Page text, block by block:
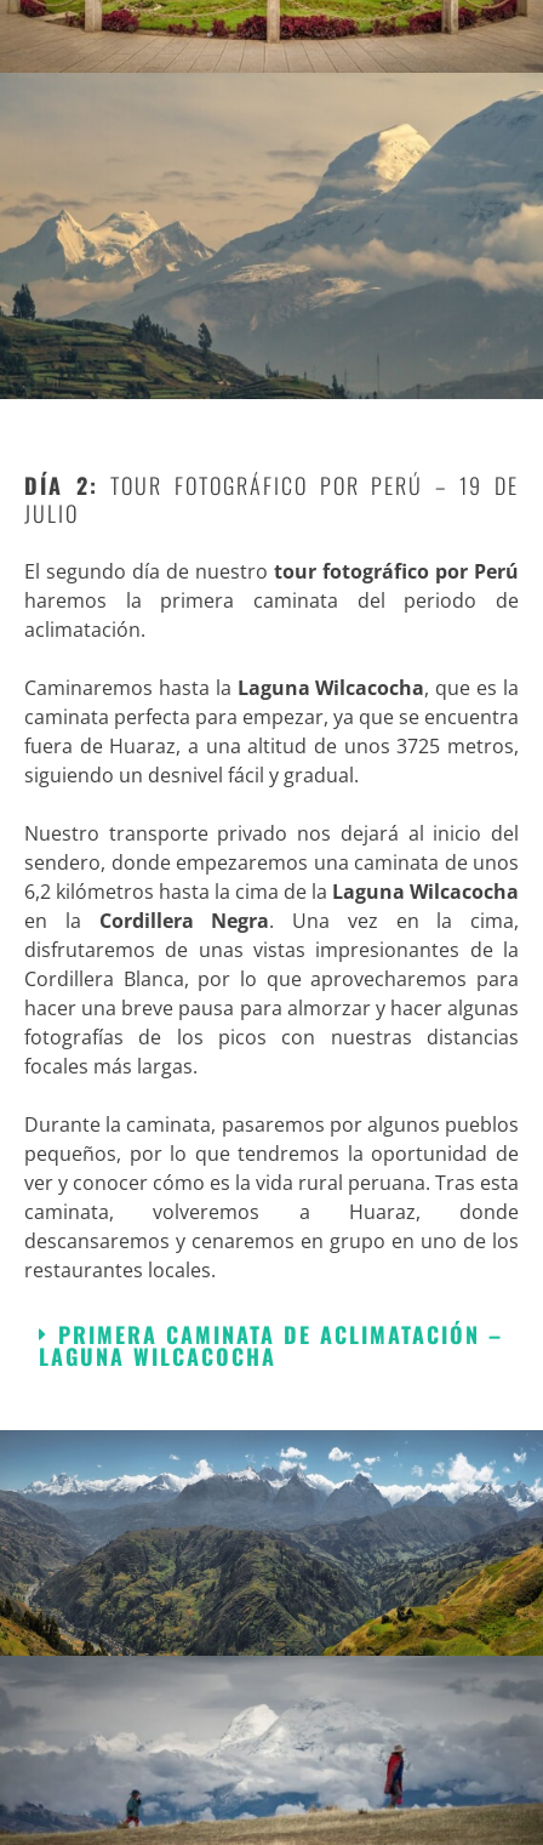
DÍA 2:TOUR FOTOGRÁFICO POR PERÚ – 19 DE
JULIO
El segundo día de nuestro tour fotográfico por Perú
haremos la primera caminata del periodo de
aclimatación.
Caminaremos hasta la Laguna Wilcacocha, que es la
caminata perfecta para empezar, ya que se encuentra
fuera de Huaraz, a una altitud de unos 3725 metros,
siguiendo un desnivel fácil y gradual.
Nuestro transporte privado nos dejará al inicio del
sendero, donde empezaremos una caminata de unos
6,2 kilómetros hasta la cima de la Laguna Wilcacocha
en la Cordillera Negra. Una vez en la cima,
disfrutaremos de unas vistas impresionantes de la
Cordillera Blanca, por lo que aprovecharemos para
hacer una breve pausa para almorzar y hacer algunas
fotografías de los picos con nuestras distancias
focales más largas.
Durante la caminata, pasaremos por algunos pueblos
pequeños, por lo que tendremos la oportunidad de
ver y conocer cómo es la vida rural peruana. Tras esta
caminata, volveremos a Huaraz, donde
descansaremos y cenaremos en grupo en uno de los
restaurantes locales.
PRIMERA CAMINATA DE ACLIMATACIÓN –
LAGUNA WILCACOCHA